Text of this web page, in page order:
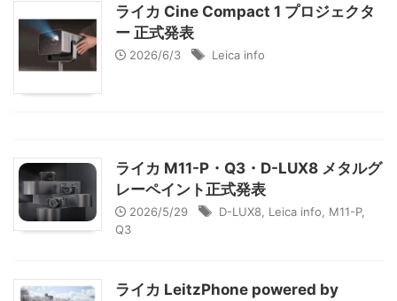
ライカ Cine Compact 1 プロジェクタ
ー 正式発表
2026/6/3 Leica info
ライカ M11-P・Q3・D-LUX8 メタルグ
レーペイント正式発表
2026/5/29 D-LUX8 Leica info M11-P,
Q3
ライカ LeitzPhone powered by